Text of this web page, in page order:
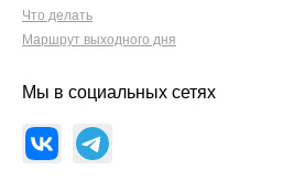
Что делать
Маршрут выходного дня
Мы в социальных сетях